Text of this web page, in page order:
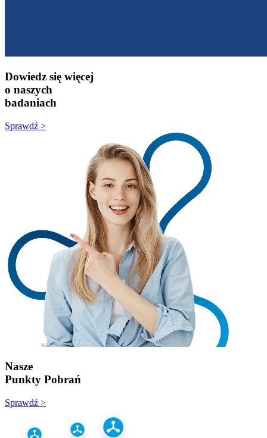
Dowiedz się więcej
o naszych
badaniach
Sprawdź >
Nasze
Punkty Pobrań
Sprawdź >